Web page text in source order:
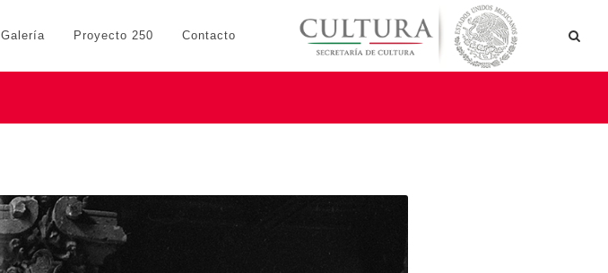
Galería Proyecto 250 Contacto